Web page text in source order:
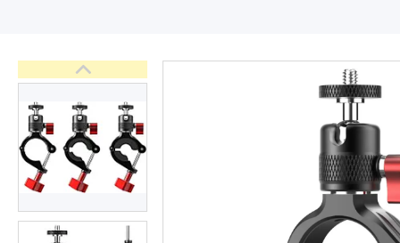
Студійні парасольки
Студійне світло
Лампи для постійного та
імпульсного світла
Набори постійного світла для
фото і відео
Набори імпульсного світла
Фото відбивачі, тримачі для